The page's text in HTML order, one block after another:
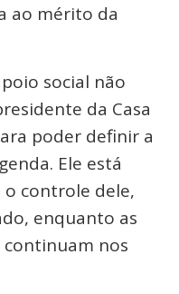
ao mérito da
social não
da Casa
poder definir a
Ele está
controle dele,
enquanto as
continuam nos